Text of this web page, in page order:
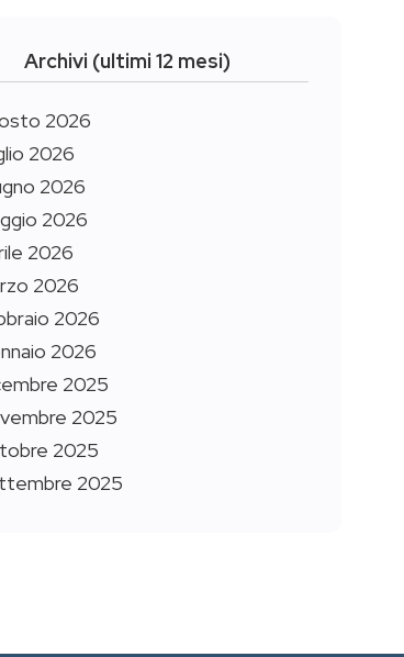
Archivi (ultimi 12 mesi)
2026
2026
2026
2026
2026
2026
2026
2026
2025
2025
2025
2025